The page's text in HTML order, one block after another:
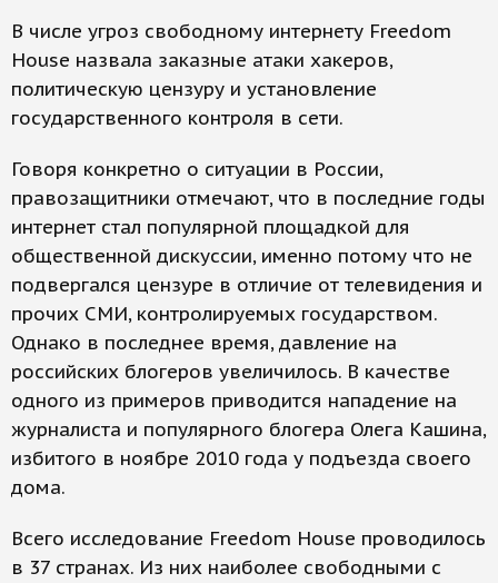
В числе угроз свободному интернету Freedom
House назвала заказные атаки хакеров,
политическую цензуру и установление
государственного контроля в сети.
Говоря конкретно о ситуации в России,
правозащитники отмечают, что в последние годы
интернет стал популярной площадкой для
общественной дискуссии, именно потому что не
подвергался цензуре в отличие от телевидения и
прочих СМИ, контролируемых государством.
Однако в последнее время, давление на
российских блогеров увеличилось. В качестве
одного из примеров приводится нападение на
журналиста и популярного блогера Олега Кашина,
избитого в ноябре 2010 года у подъезда своего
дома.
Всего исследование Freedom House проводилось
в 37 странах. Из них наиболее свободными с